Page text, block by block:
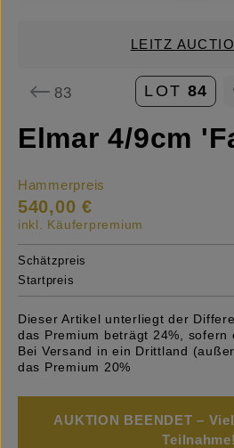
LEITZ
83 LOT 84
Elmar 4/9cm
Hammerpreis
540,00 €
inkl. Käuferpremium
Schätzpreis
Startpreis
Dieser Artikel unterliegt der
das Premium beträgt 24%, sofern
Bei Versand in ein Drittland
das Premium 20%
AUKTION BEENDET –
Teilnahme!